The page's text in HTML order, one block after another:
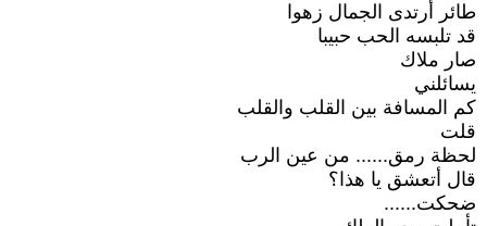
طائر أرتدى الجمال زهوا
قد تلبسه الحب حبيبا
صار ملاك
يسائلني
كم المسافة بين القلب والقلب
قلت
لحظة رمق...... من عين الرب
قال أتعشق يا هذا؟
ضحكت......